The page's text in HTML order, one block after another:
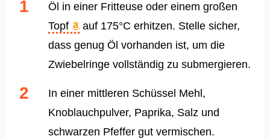
Öl in einer Fritteuse oder einem großen
Topf
auf 175°C erhitzen. Stelle sicher,
dass genug Öl vorhanden ist, um die
Zwiebelringe vollständig zu submergieren.
In einer mittleren Schüssel Mehl,
Knoblauchpulver, Paprika, Salz und
schwarzen Pfeffer gut vermischen.